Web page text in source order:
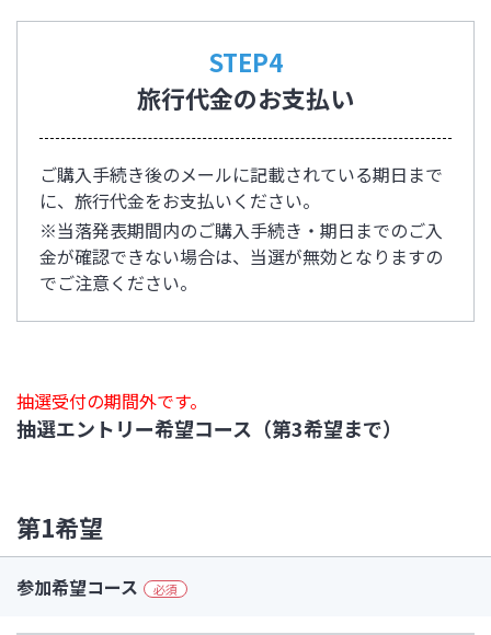
STEP4
旅行代金のお支払い
ご購入手続き後のメールに記載されている期日まで
に、旅行代金をお支払いください。
※当落発表期間内のご購入手続き・期日までのご入
金が確認できない場合は、当選が無効となりますの
でご注意ください。
抽選受付の期間外です。
抽選エントリー希望コース（第3希望まで）
第1希望
参加希望コース 必須